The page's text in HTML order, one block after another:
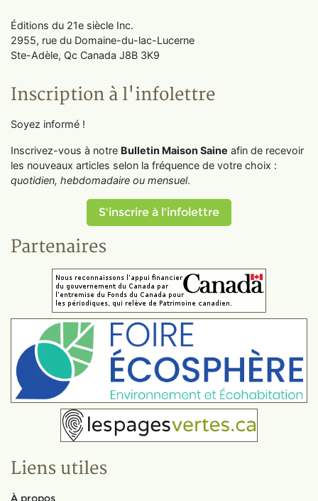
Éditions du 21e siècle Inc.
2955, rue du Domaine-du-lac-Lucerne
Ste-Adèle, Qc Canada J8B 3K9
Inscription à l'infolettre
Soyez informé !
Inscrivez-vous à notre Bulletin Maison Saine afin de recevoir
les nouveaux articles selon la fréquence de votre choix :
quotidien, hebdomadaire ou mensuel.
S'inscrire à l'infolettre
Partenaires
Liens utiles